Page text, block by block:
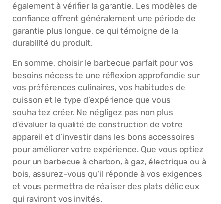
également à vérifier la garantie. Les modèles de
confiance offrent généralement une période de
garantie plus longue, ce qui témoigne de la
durabilité du produit.
En somme, choisir le barbecue parfait pour vos
besoins nécessite une réflexion approfondie sur
vos préférences culinaires, vos habitudes de
cuisson et le type d’expérience que vous
souhaitez créer. Ne négligez pas non plus
d’évaluer la qualité de construction de votre
appareil et d’investir dans les bons accessoires
pour améliorer votre expérience. Que vous optiez
pour un barbecue à charbon, à gaz, électrique ou à
bois, assurez-vous qu’il réponde à vos exigences
et vous permettra de réaliser des plats délicieux
qui raviront vos invités.